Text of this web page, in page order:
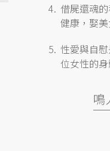
借屍還魂
健康，娶
性愛與自
位女性的
鳴